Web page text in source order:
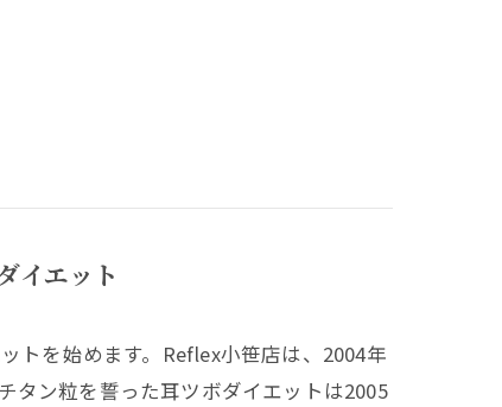
イエット
トを始めます。Reflex小笹店は、2004年
タン粒を誓った耳ツボダイエットは2005